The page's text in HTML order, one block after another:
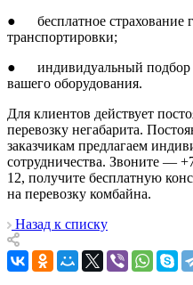
● бесплатное страхование
транспортировки;
● индивидуальный подбор
вашего оборудования.
Для клиентов действует
перевозку негабарита.
заказчикам предлагаем
сотрудничества. Звоните —
12, получите бесплатную
на перевозку комбайна.
Назад к списку